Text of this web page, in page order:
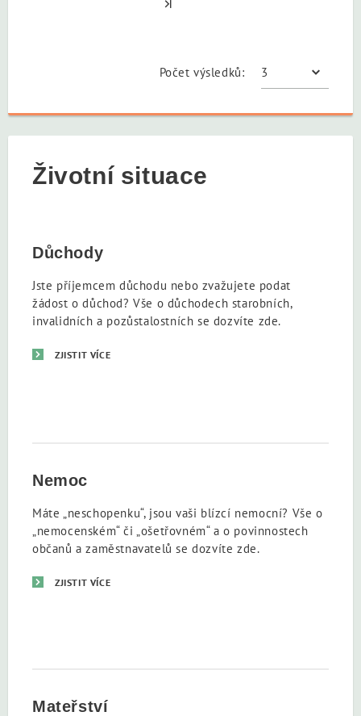
Počet výsledků:
Životní situace
Důchody
Jste příjemcem důchodu nebo zvažujete podat
žádost o důchod? Vše o důchodech starobních,
invalidních a pozůstalostních se dozvíte zde.
ZJISTIT VÍCE
Nemoc
Máte „neschopenku“, jsou vaši blízcí nemocní? Vše o
„nemocenském“ či „ošetřovném“ a o povinnostech
občanů a zaměstnavatelů se dozvíte zde.
ZJISTIT VÍCE
Mateřství